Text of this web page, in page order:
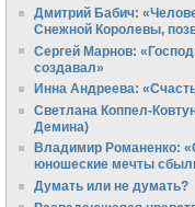
Дмитрий Бабич:
Снежной Королевы,
Сергей Марнов:
создавал»
Инна Андреева:
Светлана Коппел-
Демина)
Владимир Романенко:
юношеские мечты
Думать или не думать?